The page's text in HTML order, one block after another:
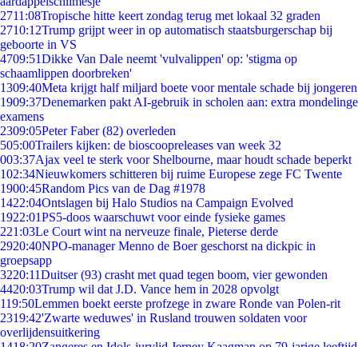
2711:08Tropische hitte keert zondag terug met lokaal 32 graden
2710:12Trump grijpt weer in op automatisch staatsburgerschap bij
geboorte in VS
4709:51Dikke Van Dale neemt 'vulvalippen' op: 'stigma op
schaamlippen doorbreken'
1309:40Meta krijgt half miljard boete voor mentale schade bij jongeren
1909:37Denemarken pakt AI-gebruik in scholen aan: extra mondelinge
examens
2309:05Peter Faber (82) overleden
505:00Trailers kijken: de bioscoopreleases van week 32
003:37Ajax veel te sterk voor Shelbourne, maar houdt schade beperkt
102:34Nieuwkomers schitteren bij ruime Europese zege FC Twente
1900:45Random Pics van de Dag #1978
1422:04Ontslagen bij Halo Studios na Campaign Evolved
1922:01PS5-doos waarschuwt voor einde fysieke games
221:03Le Court wint na nerveuze finale, Pieterse derde
2920:40NPO-manager Menno de Boer geschorst na dickpic in
groepsapp
3220:11Duitser (93) crasht met quad tegen boom, vier gewonden
4420:03Trump wil dat J.D. Vance hem in 2028 opvolgt
119:50Lemmen boekt eerste profzege in zware Ronde van Polen-rit
2319:42'Zwarte weduwes' in Rusland trouwen soldaten voor
overlijdensuitkering